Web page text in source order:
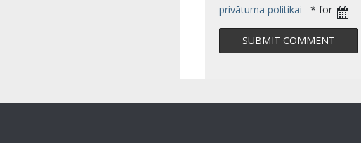
privātuma politikai * for